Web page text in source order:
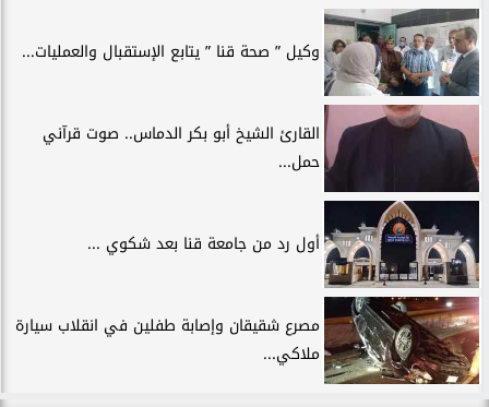
وكيل ” صحة قنا ” يتابع الإستقبال والعمليات...
القارئ الشيخ أبو بكر الدماس.. صوت قرآني
حمل...
أول رد من جامعة قنا بعد شكوي ...
مصرع شقيقان وإصابة طفلين في انقلاب سيارة
ملاكي...